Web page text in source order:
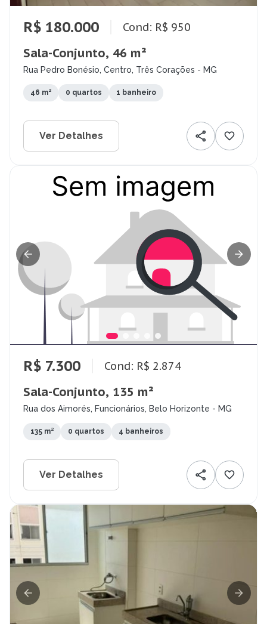
R$ 180.000 Cond: R$ 950
Sala-Conjunto, 46 m²
Rua Pedro Bonésio, Centro, Três Corações - MG
46 m² 0 quartos 1 banheiro
Ver Detalhes
R$ 7.300 Cond: R$ 2.874
Sala-Conjunto, 135 m²
Rua dos Aimorés, Funcionários, Belo Horizonte - MG
135 m² 0 quartos 4 banheiros
Ver Detalhes